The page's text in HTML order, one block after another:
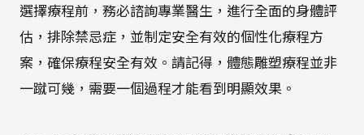
選擇療程前，務必諮詢專業醫生，進行全面的身體評
估，排除禁忌症，並制定安全有效的個性化療程方
案，確保療程安全有效。請記得，體態雕塑療程並非
一蹴可幾，需要一個過程才能看到明顯效果。